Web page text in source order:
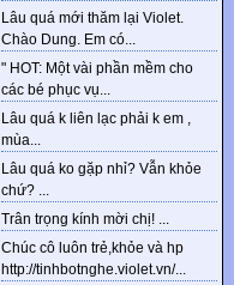
Lâu quá mới thăm lại Violet.
Chào Dung. Em có...
" HOT: Một vài phần mềm cho
các bé phục vụ...
Lâu quá k liên lạc phải k em ,
mùa...
Lâu quá ko gặp nhỉ? Vẫn khỏe
chứ? ...
Trân trọng kính mời chị! ...
Chúc cô luôn trẻ,khỏe và hp
http://tinhbotnghe.violet.vn/...